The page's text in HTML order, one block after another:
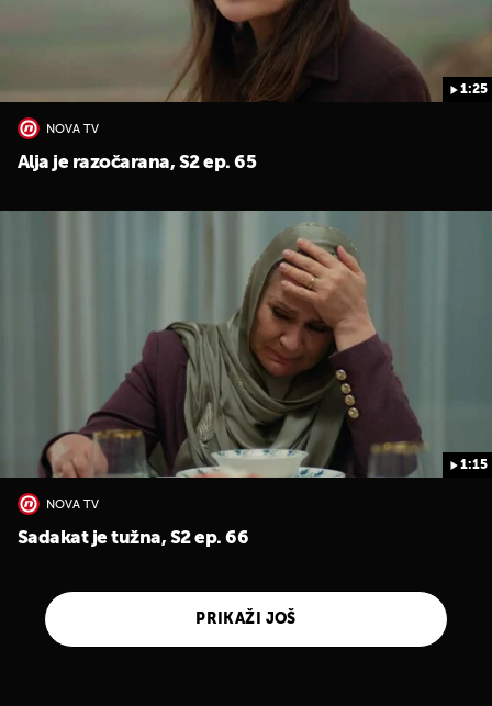
1:25
NOVA TV
Alja je razočarana, S2 ep. 65
1:15
NOVA TV
Sadakat je tužna, S2 ep. 66
PRIKAŽI JOŠ